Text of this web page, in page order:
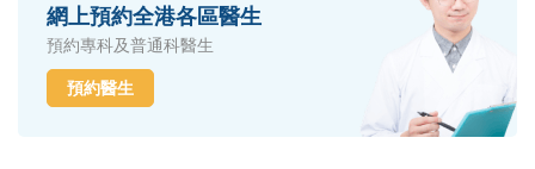
網上預約全港各區醫生
預約專科及普通科醫生
預約醫生